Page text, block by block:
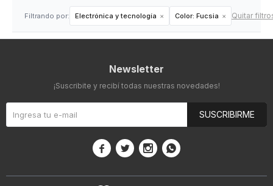
Filtrando por: Electrónica y tecnología Color: Fucsia Quitar
Newsletter
¡Suscribite y recibí todas nuestras novedades!
SUSCRIBIRME
   